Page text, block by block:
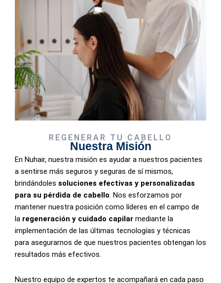
REGENERAR TU CABELLO
Nuestra Misión
En Nuhair, nuestra misión es ayudar a nuestros pacientes
a sentirse más seguros y seguras de sí mismos,
brindándoles soluciones efectivas y personalizadas
para su pérdida de cabello. Nos esforzamos por
mantener nuestra posición como líderes en el campo de
la regeneración y cuidado capilar mediante la
implementación de las últimas tecnologías y técnicas
para asegurarnos de que nuestros pacientes obtengan los
resultados más efectivos.
Nuestro equipo de expertos te acompañará en cada paso